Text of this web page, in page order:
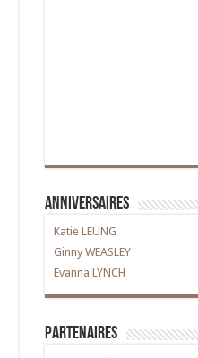
Anniversaires
Katie LEUNG
Ginny WEASLEY
Evanna LYNCH
Partenaires